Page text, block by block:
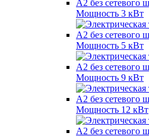
Мощность 3 кВт
Мощность 5 кВт
Мощность 9 кВт
Мощность 12 кВт